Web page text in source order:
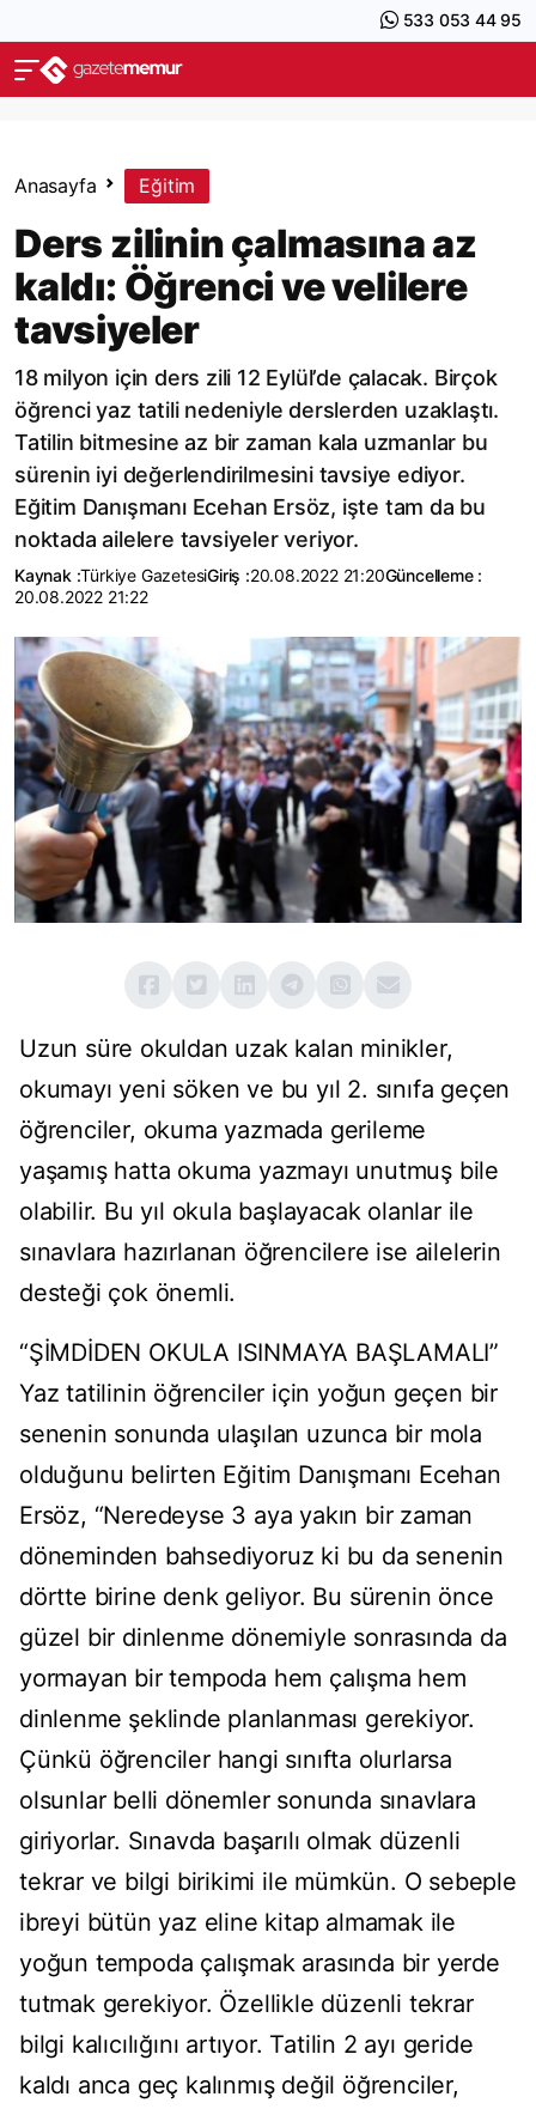
533 053 44 95
Anasayfa Eğitim
Ders zilinin çalmasına az
kaldı: Öğrenci ve velilere
tavsiyeler
18 milyon için ders zili 12 Eylül’de çalacak. Birçok
öğrenci yaz tatili nedeniyle derslerden uzaklaştı.
Tatilin bitmesine az bir zaman kala uzmanlar bu
sürenin iyi değerlendirilmesini tavsiye ediyor.
Eğitim Danışmanı Ecehan Ersöz, işte tam da bu
noktada ailelere tavsiyeler veriyor.
Kaynak :Türkiye GazetesiGiriş :20.08.2022 21:20Güncelleme :
20.08.2022 21:22
Uzun süre okuldan uzak kalan minikler,
okumayı yeni söken ve bu yıl 2. sınıfa geçen
öğrenciler, okuma yazmada gerileme
yaşamış hatta okuma yazmayı unutmuş bile
olabilir. Bu yıl okula başlayacak olanlar ile
sınavlara hazırlanan öğrencilere ise ailelerin
desteği çok önemli.
“ŞİMDİDEN OKULA ISINMAYA BAŞLAMALI”
Yaz tatilinin öğrenciler için yoğun geçen bir
senenin sonunda ulaşılan uzunca bir mola
olduğunu belirten Eğitim Danışmanı Ecehan
Ersöz, “Neredeyse 3 aya yakın bir zaman
döneminden bahsediyoruz ki bu da senenin
dörtte birine denk geliyor. Bu sürenin önce
güzel bir dinlenme dönemiyle sonrasında da
yormayan bir tempoda hem çalışma hem
dinlenme şeklinde planlanması gerekiyor.
Çünkü öğrenciler hangi sınıfta olurlarsa
olsunlar belli dönemler sonunda sınavlara
giriyorlar. Sınavda başarılı olmak düzenli
tekrar ve bilgi birikimi ile mümkün. O sebeple
ibreyi bütün yaz eline kitap almamak ile
yoğun tempoda çalışmak arasında bir yerde
tutmak gerekiyor. Özellikle düzenli tekrar
bilgi kalıcılığını artıyor. Tatilin 2 ayı geride
kaldı anca geç kalınmış değil öğrenciler,